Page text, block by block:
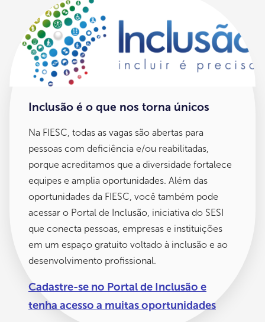
Inclusão é o que nos torna únicos
Na FIESC, todas as vagas são abertas para
pessoas com deficiência e/ou reabilitadas,
porque acreditamos que a diversidade fortalece
equipes e amplia oportunidades. Além das
oportunidades da FIESC, você também pode
acessar o Portal de Inclusão, iniciativa do SESI
que conecta pessoas, empresas e instituições
em um espaço gratuito voltado à inclusão e ao
desenvolvimento profissional.
Cadastre-se no Portal de Inclusão e
tenha acesso a muitas oportunidades